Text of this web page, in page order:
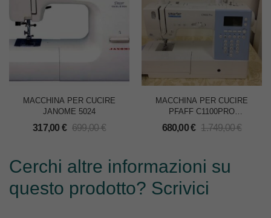
MACCHINA PER CUCIRE
JANOME 5024
317,00 € 699,00€
MACCHINA PER CUCIRE
PFAFF C1100PRO
SMARTER
680,00€ 1.749,00€
Cerchi altre informazioni su
questo prodotto? Scrivici